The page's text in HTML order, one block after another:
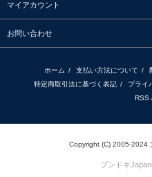
マイアカウント
お問い合わせ
ホーム / 支払い方法について /
特定商取引法に基づく表記 / プライ
RSS
Copyright (C) 2005-2024
ブンドキ